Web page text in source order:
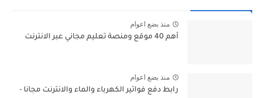
منذ بضع اعوام
أهم 40 موقع ومنصة تعليم مجاني عبر الانترنت
منذ بضع اعوام
رابط دفع فواتير الكهرباء والماء والانترنت مجانا -